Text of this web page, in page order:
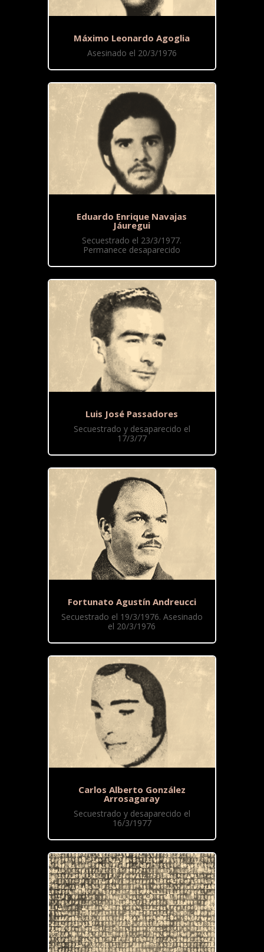
Máximo Leonardo Agoglia
Asesinado el 20/3/1976
Eduardo Enrique Navajas
Jáuregui
Secuestrado el 23/3/1977.
Permanece desaparecido
Luis José Passadores
Secuestrado y desaparecido el
17/3/77
Fortunato Agustín Andreucci
Secuestrado el 19/3/1976. Asesinado
el 20/3/1976
Carlos Alberto González
Arrosagaray
Secuestrado y desaparecido el
16/3/1977